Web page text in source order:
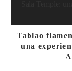
Tablao
una